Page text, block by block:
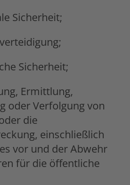
Sicherheit;
Sicherheit;
Ermittlung,
oder Verfolgung von
die
einschließlich
vor und der Abwehr
für die öffentliche